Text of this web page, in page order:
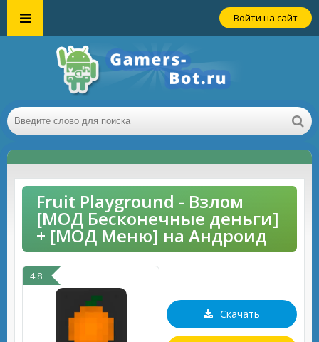
Войти на сайт
Fruit Playground - Взлом
[МОД Бесконечные деньги]
+ [МОД Меню] на Андроид
4.8
Скачать